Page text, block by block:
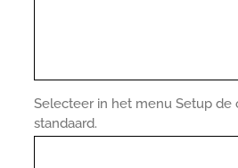
Selecteer in het menu Setup de
standaard.